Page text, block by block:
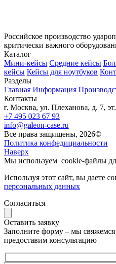
Российское производство
критически важного
Каталог
Мини-кейсы Средние кейсы
кейсы Кейсы для ноутбуков
Разделы
Главная Информация
Контакты
г. Москва, ул. Плеханова, д. 7,
+7 495 023 67 93
info@galeon-case.ru
Все права защищены, 2026©
Политика конфедициальности
Наверх
Мы используем cookie-файлы
Используя этот сайт, вы даете
персональных данных
Согласиться
Оставить заявку
Заполните форму – мы
предоставим консультацию